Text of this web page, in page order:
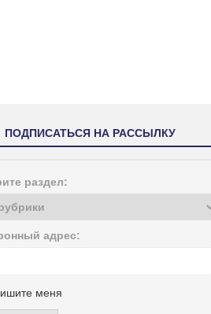
ПОДПИСАТЬСЯ НА РАССЫЛКУ
раздел:
адрес:
меня